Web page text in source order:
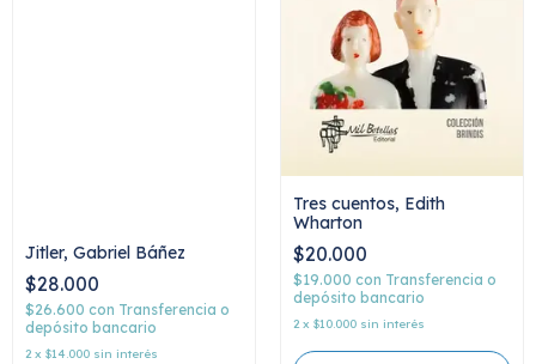
Jitler, Gabriel Báñez
$28.000
$26.600 con Transferencia o
depósito bancario
2 x $14.000 sin interés
Tres cuentos, Edith
Wharton
$20.000
$19.000 con Transferencia o
depósito bancario
2 x $10.000 sin interés